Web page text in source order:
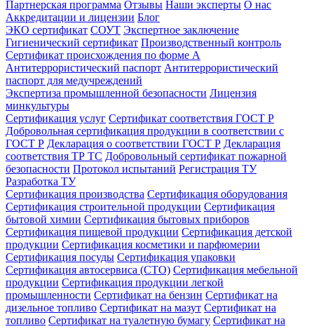
Партнерская программа Отзывы Наши эксперты О нас
Аккредитации и лицензии Блог
ЭКО сертификат СОУТ Экспертное заключение
Гигиенический сертификат Производственный контроль
Сертификат происхождения по форме А
Антитеррористический паспорт Антитеррористический
паспорт для медучреждений
Экспертиза промышленной безопасности Лицензия
минкультуры
Сертификация услуг Сертификат соответствия ГОСТ Р
Добровольная сертификация продукции в соответствии с
ГОСТ Р Декларация о соответствии ГОСТ Р Декларация
соответствия ТР ТС Добровольный сертификат пожарной
безопасности Протокол испытаний Регистрация ТУ
Разработка ТУ
Сертификация производства Сертификация оборудования
Сертификация строительной продукции Сертификация
бытовой химии Сертификация бытовых приборов
Сертификация пищевой продукции Сертификация детской
продукции Сертификация косметики и парфюмерии
Сертификация посуды Сертификация упаковки
Сертификация автосервиса (СТО) Сертификация мебельной
продукции Сертификация продукции легкой
промышленности Сертификат на бензин Сертификат на
дизельное топливо Сертификат на мазут Сертификат на
топливо Сертификат на туалетную бумагу Сертификат на